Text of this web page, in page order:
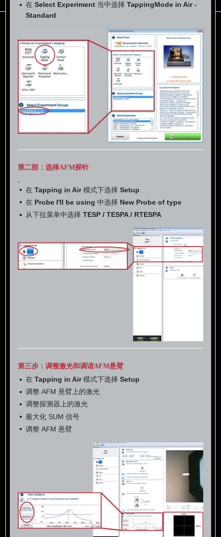
在Select Experiment 当中选择 TappingMode in Air -
Standard
第二部：选择AFM探针
.
在Tapping in Air模式下选择 Setup
在Probe I'll be using 中选择 New Probe of type
从下拉菜单中选择 TESP / TESPA / RTESPA
第三步：调整激光和调谐AFM悬臂
在Tapping in Air模式下选择 Setup
调整 AFM 悬臂上的激光
调整探测器上的激光
最大化 SUM 信号
调整 AFM 悬臂